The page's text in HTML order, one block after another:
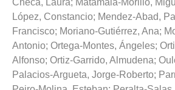
López, Constancio; Mendez-Abad,
Francisco; Moriano-Gutiérrez, Ana;
Antonio; Ortega-Montes, Ángeles;
Alfonso; Ortiz-Garrido, Almudena;
Palacios-Argueta, Jorge-Roberto;